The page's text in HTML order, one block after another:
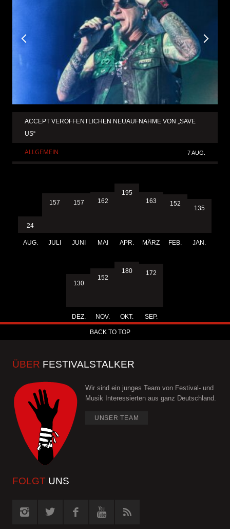
ACCEPT VERÖFFENTLICHEN NEUAUFNAHME VON „SAVE
US“
ALLGEMEIN 7 AUG.
24
AUG.
157
JULI
157
JUNI
162
MAI
195
APR.
163
MÄRZ
152
FEB.
135
JAN.
130
DEZ.
152
NOV.
180
OKT.
172
SEP.
BACK TO TOP
ÜBER FESTIVALSTALKER
Wir sind ein junges Team von Festival- und
Musik Interessierten aus ganz Deutschland.
UNSER TEAM
FOLGT UNS